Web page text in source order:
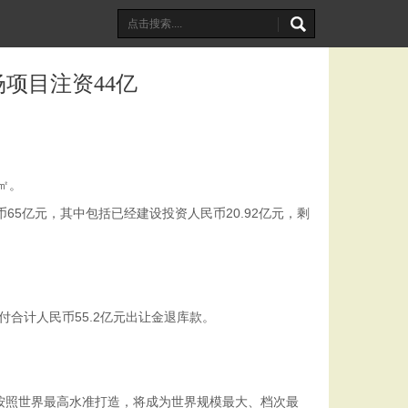
目注资44亿
亿元，其中包括已经建设投资人民币20.92亿元，剩
计人民币55.2亿元出让金退库款。
世界最高水准打造，将成为世界规模最大、档次最